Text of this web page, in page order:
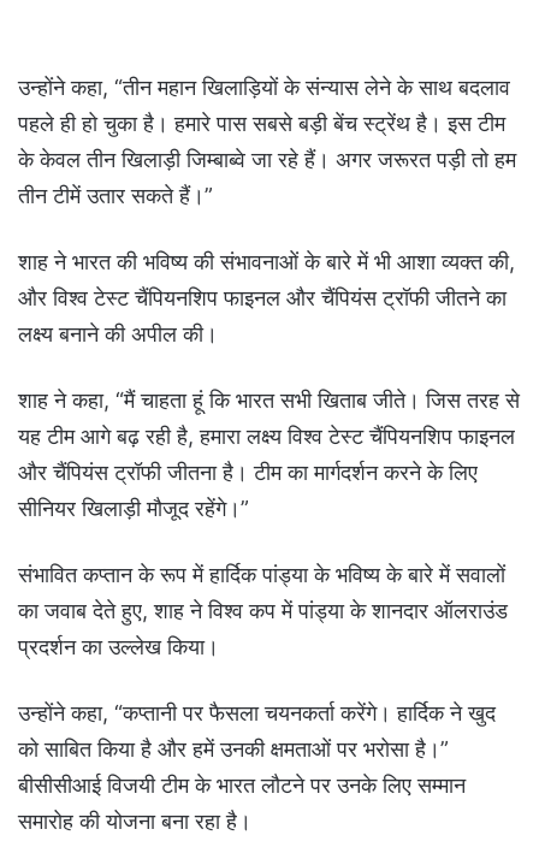
उन्होंने कहा, “तीन महान खिलाड़ियों के संन्यास लेने के साथ बदलाव
पहले ही हो चुका है। हमारे पास सबसे बड़ी बेंच स्ट्रेंथ है। इस टीम
के केवल तीन खिलाड़ी जिम्बाब्वे जा रहे हैं। अगर जरूरत पड़ी तो हम
तीन टीमें उतार सकते हैं।”
शाह ने भारत की भविष्य की संभावनाओं के बारे में भी आशा व्यक्त की,
और विश्व टेस्ट चैंपियनशिप फाइनल और चैंपियंस ट्रॉफी जीतने का
लक्ष्य बनाने की अपील की।
शाह ने कहा, “मैं चाहता हूं कि भारत सभी खिताब जीते। जिस तरह से
यह टीम आगे बढ़ रही है, हमारा लक्ष्य विश्व टेस्ट चैंपियनशिप फाइनल
और चैंपियंस ट्रॉफी जीतना है। टीम का मार्गदर्शन करने के लिए
सीनियर खिलाड़ी मौजूद रहेंगे।”
संभावित कप्तान के रूप में हार्दिक पांड्या के भविष्य के बारे में सवालों
का जवाब देते हुए, शाह ने विश्व कप में पांड्या के शानदार ऑलराउंड
प्रदर्शन का उल्लेख किया।
उन्होंने कहा, “कप्तानी पर फैसला चयनकर्ता करेंगे। हार्दिक ने खुद
को साबित किया है और हमें उनकी क्षमताओं पर भरोसा है।”
बीसीसीआई विजयी टीम के भारत लौटने पर उनके लिए सम्मान
समारोह की योजना बना रहा है।